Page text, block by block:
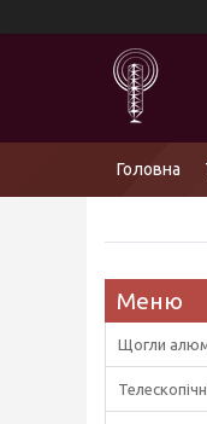
Головна
Щогли